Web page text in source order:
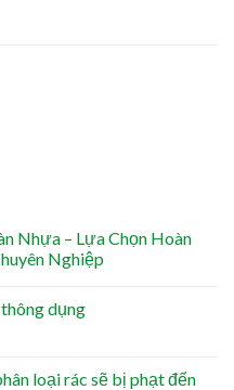
Nhựa – Lựa Chọn Hoàn
Nghiệp
dụng
loại rác sẽ bị phạt đến